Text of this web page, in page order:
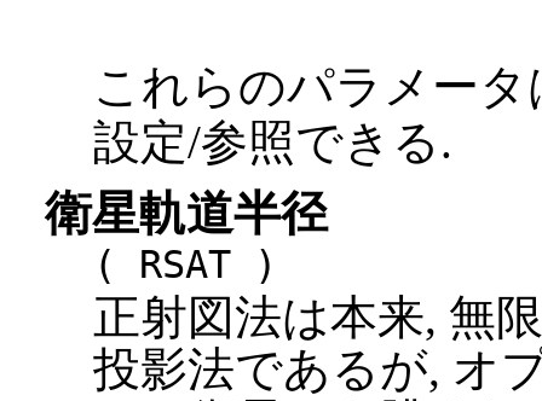
これらのパラメー
設定/参照できる.
衛星軌道半径
( RSAT )
正射図法は本来, 無
投影法であるが, オ